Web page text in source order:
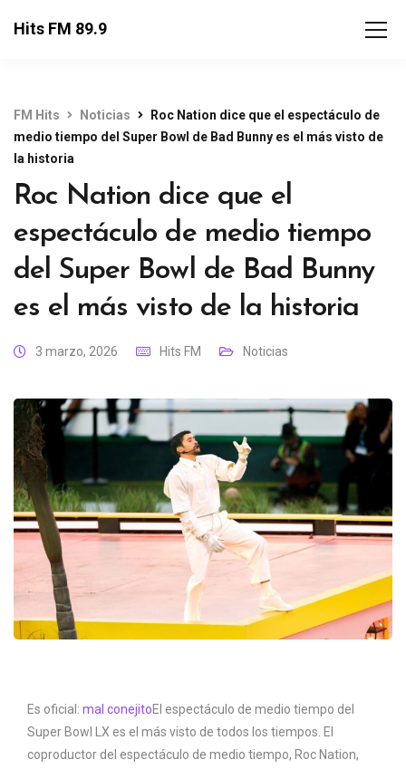
Hits FM 89.9
FM Hits Noticias
Roc Nation dice que el espectáculo de
medio tiempo del Super Bowl de Bad Bunny es el más visto de
la historia
Roc Nation dice que el
espectáculo de medio tiempo
del Super Bowl de Bad Bunny
es el más visto de la historia
3 marzo, 2026 Hits FM Noticias
Es oficial: mal conejitoEl espectáculo de medio tiempo del
Super Bowl LX es el más visto de todos los tiempos. El
coproductor del espectáculo de medio tiempo, Roc Nation,